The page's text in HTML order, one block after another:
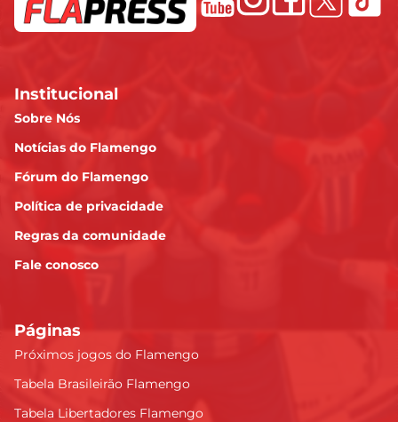
Institucional
Sobre Nós
Notícias do Flamengo
Fórum do Flamengo
Política de privacidade
Regras da comunidade
Fale conosco
Páginas
Próximos jogos do Flamengo
Tabela Brasileirão Flamengo
Tabela Libertadores Flamengo